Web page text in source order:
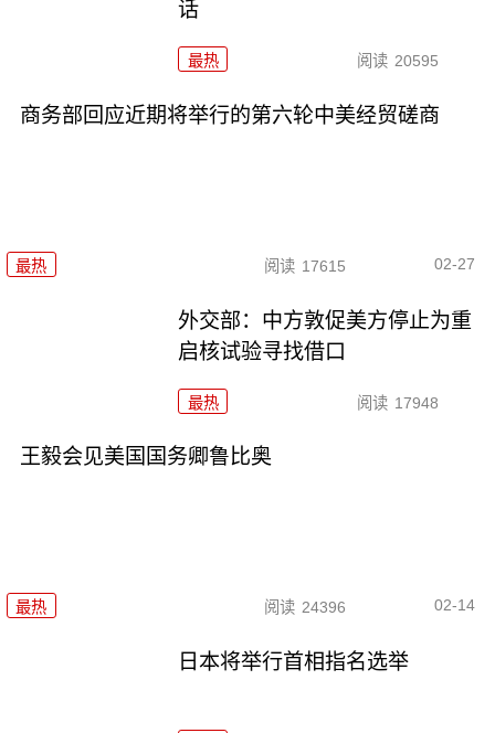
话
最热 阅读 20595
商务部回应近期将举行的第六轮中美经贸磋商
最热 阅读 17615 02-27
外交部：中方敦促美方停止为重
启核试验寻找借口
最热 阅读 17948
王毅会见美国国务卿鲁比奥
最热 阅读 24396 02-14
日本将举行首相指名选举